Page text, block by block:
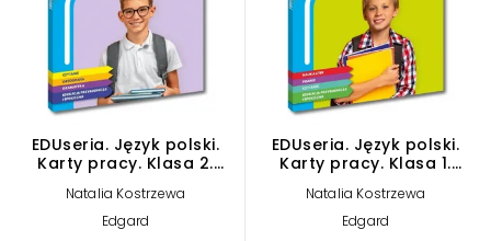
EDUseria. Język polski.
Karty pracy. Klasa 2.
Natalia Kostrzewa
Edgard
EDUseria. Język polski.
Karty pracy. Klasa 1.
Natalia Kostrzewa
Edgard